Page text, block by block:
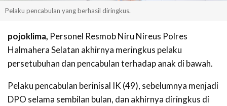
Pelaku pencabulan yang berhasil diringkus.
pojoklima, Personel Resmob Niru Nireus Polres
Halmahera Selatan akhirnya meringkus pelaku
persetubuhan dan pencabulan terhadap anak di bawah.
Pelaku pencabulan berinisal IK (49), sebelumnya menjadi
DPO selama sembilan bulan, dan akhirnya diringkus di